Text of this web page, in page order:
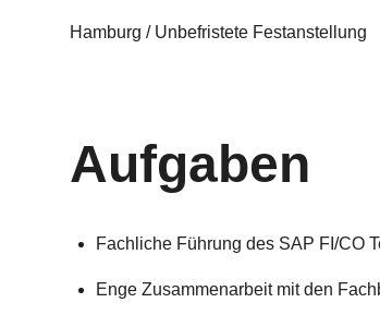
Hamburg / Unbefristete Festanstellung
Aufgaben
Fachliche Führung des SAP FI/CO
Enge Zusammenarbeit mit den